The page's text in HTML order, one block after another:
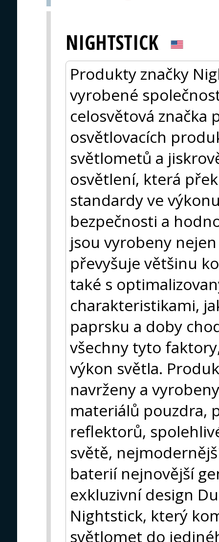
NIGHTSTICK
Produkty značky
vyrobené
celosvětová značka
osvětlovacích
světlometů a
osvětlení, která
standardy ve
bezpečnosti a
jsou vyrobeny
převyšuje většinu
také s
charakteristikami,
paprsku a doby
všechny tyto
výkon světla.
navrženy a
materiálů pouzdra,
reflektorů,
světě,
baterií nejnovější
exkluzivní design
Nightstick, který
světlomet do